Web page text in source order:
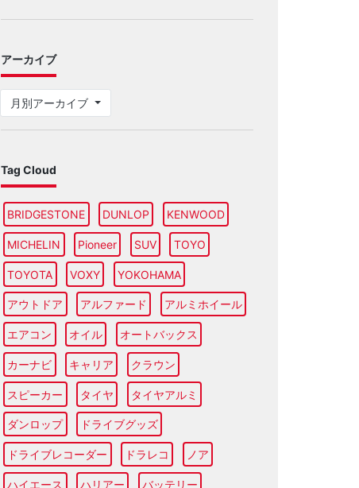
アーカイブ
月別アーカイブ
Tag Cloud
BRIDGESTONE DUNLOP KENWOOD
MICHELIN Pioneer SUV TOYO
TOYOTA VOXY YOKOHAMA
アウトドア アルファード アルミホイール
エアコン オイル オートバックス
カーナビ キャリア クラウン
スピーカー タイヤ タイヤアルミ
ダンロップ ドライブグッズ
ドライブレコーダー ドラレコ ノア
ハイエース ハリアー バッテリー